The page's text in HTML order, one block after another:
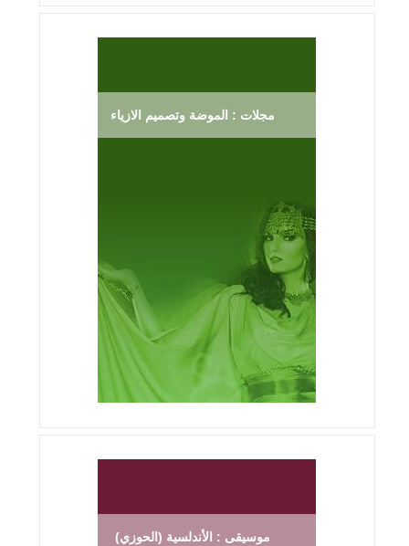
مجلات : الموضة وتصميم الازياء
موسيقى : الأندلسية (الحوزي)